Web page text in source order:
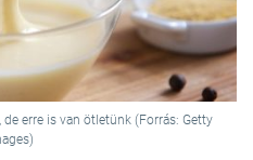
erre is van ötletünk (Forrás: Getty